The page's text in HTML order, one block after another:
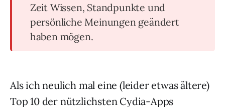
Zeit Wissen, Standpunkte und
persönliche Meinungen geändert
haben mögen.
Als ich neulich mal eine (leider etwas ältere)
Top 10 der nützlichsten Cydia-Apps